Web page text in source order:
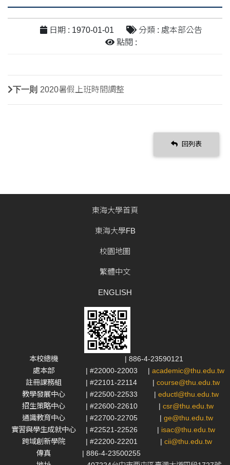
日期 : 1970-01-01
分類 : 處本部公告
點閱 :
下一則 2020暑假上班時間調整
回列表
東海大學首頁
東海大學FB
校園地圖
繁體中文
ENGLISH
本校總機
| 886-4-23590121
處本部
| #22000-22003 | academic@thu.edu.tw
註冊課務組
| #22101-22114 | course@thu.edu.tw
教學發展中心
| #22500-22533 | eductl@thu.edu.tw
招生策略中心
| #22600-22610 | csr@thu.edu.tw
通識教育中心
| #22700-22705 | ge@thu.edu.tw
實習與學生成就中心
| #22521-22526 | isac@thu.edu.tw
跨域創新學院
| #22200-22201 | cii@thu.edu.tw
傳真
| 886-4-23500255